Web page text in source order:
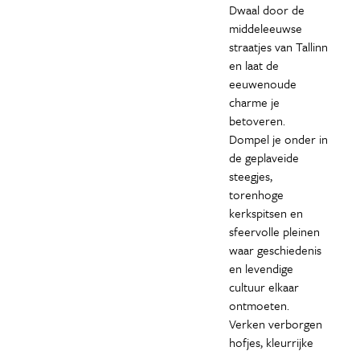
Dwaal door de
middeleeuwse
straatjes van Tallinn
en laat de
eeuwenoude
charme je
betoveren.
Dompel je onder in
de geplaveide
steegjes,
torenhoge
kerkspitsen en
sfeervolle pleinen
waar geschiedenis
en levendige
cultuur elkaar
ontmoeten.
Verken verborgen
hofjes, kleurrijke